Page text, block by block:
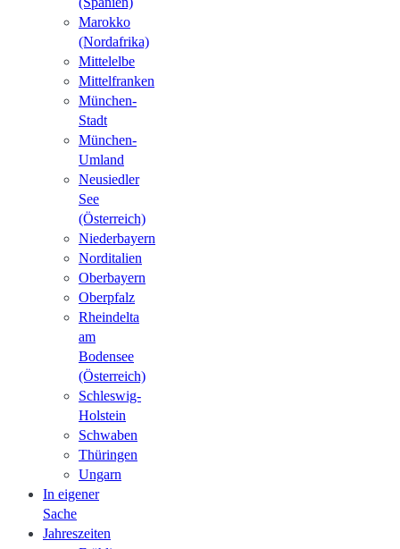
Marokko
(Nordafrika)
Mittelelbe
Mittelfranken
München-
Stadt
München-
Umland
Neusiedler
See
(Österreich)
Niederbayern
Norditalien
Oberbayern
Oberpfalz
Rheindelta
am
Bodensee
(Österreich)
Schleswig-
Holstein
Schwaben
Thüringen
Ungarn
In eigener
Sache
Jahreszeiten